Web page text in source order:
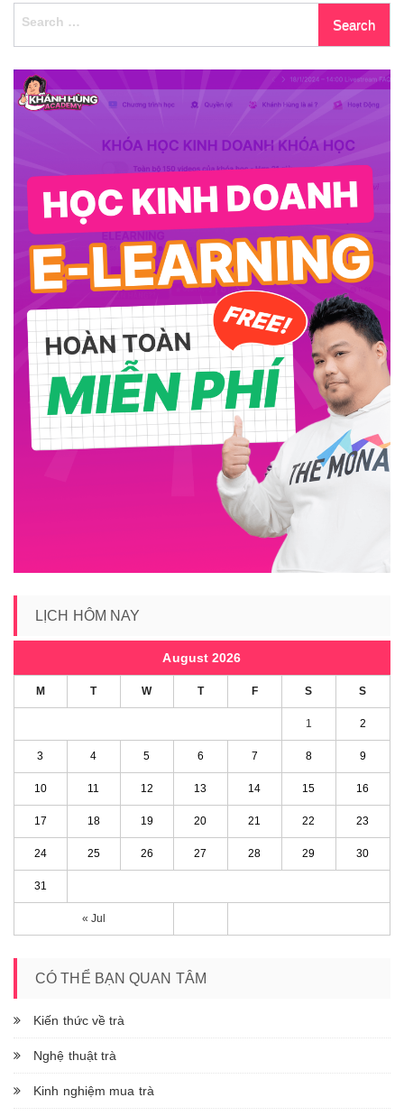
Search
LỊCH HÔM NAY
August 2026
M T W T F S S
« Jul
1 2
3 4 5 6 7 8 9
10 11 12 13 14 15 16
17 18 19 20 21 22 23
24 25 26 27 28 29 30
31
CÓ THỂ BẠN QUAN TÂM
Kiến thức về trà
Nghệ thuật trà
Kinh nghiệm mua trà